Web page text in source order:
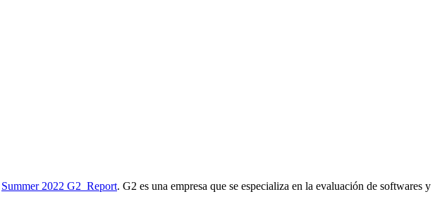
Summer 2022 G2 Report. G2 es una empresa que se especializa en la evaluación de softwares y